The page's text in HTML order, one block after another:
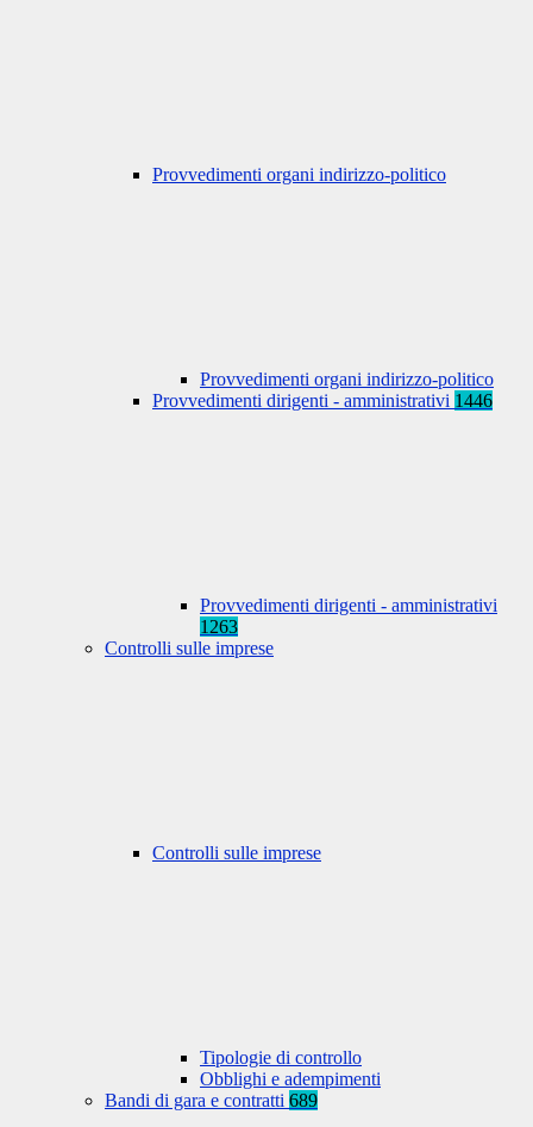
Provvedimenti organi indirizzo-politico
Provvedimenti organi indirizzo-politico
Provvedimenti dirigenti - amministrativi 1446
Provvedimenti dirigenti - amministrativi
1263
Controlli sulle imprese
Controlli sulle imprese
Tipologie di controllo
Obblighi e adempimenti
Bandi di gara e contratti 689